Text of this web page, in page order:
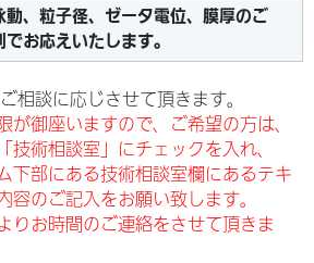
、粒子径、ゼータ電位、膜厚のご
お応えいたします。
相談に応じさせて頂きます。
御座いますので、ご希望の方は、
技術相談室」にチェックを入れ、
下部にある技術相談室欄にあるテキ
容のご記入をお願い致します。
りお時間のご連絡をさせて頂きま